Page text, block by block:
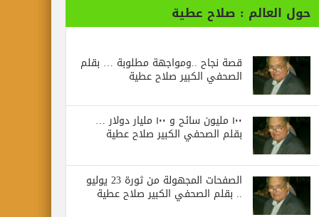
: صلاح عطية
قصة نجاح ..ومواجهة مطلوبة … بقلم
الصحفي الكبير صلاح عطية
١٠٠ مليون سائح و ١٠٠ مليار دولار …
بقلم الصحفي الكبير صلاح عطية
الصفحات المجهولة من ثورة 23 يوليو
.. بقلم الصحفي الكبير صلاح عطية